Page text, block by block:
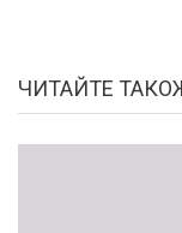
ЧИТАЙТЕ